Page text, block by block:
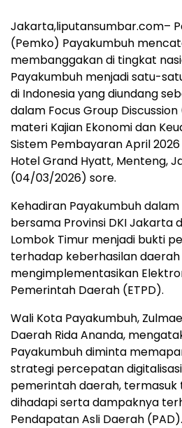
Jakarta,liputansumbar.com–
(Pemko) Payakumbuh
membanggakan di tingkat
Payakumbuh menjadi satu-
di Indonesia yang diundang
dalam Focus Group
materi Kajian Ekonomi dan
Sistem Pembayaran April
Hotel Grand Hyatt, Menteng,
(04/03/2026) sore.
Kehadiran Payakumbuh
bersama Provinsi DKI Jakarta
Lombok Timur menjadi bukti
terhadap keberhasilan
mengimplementasikan
Pemerintah Daerah (ETPD).
Wali Kota Payakumbuh,
Daerah Rida Ananda,
Payakumbuh diminta
strategi percepatan
pemerintah daerah,
dihadapi serta dampaknya
Pendapatan Asli Daerah (PAD).